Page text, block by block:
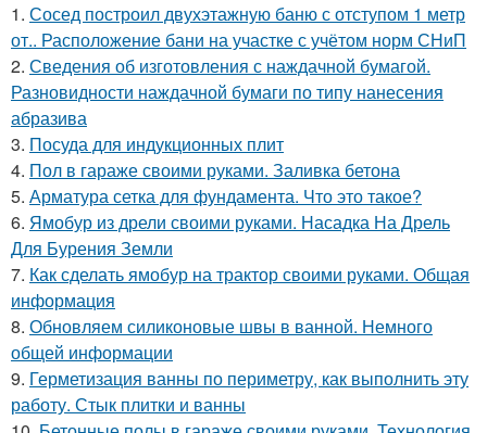
1. Сосед построил двухэтажную баню с отступом 1 метр
от.. Расположение бани на участке с учётом норм СНиП
2. Сведения об изготовления с наждачной бумагой.
Разновидности наждачной бумаги по типу нанесения
абразива
3. Посуда для индукционных плит
4. Пол в гараже своими руками. Заливка бетона
5. Арматура сетка для фундамента. Что это такое?
6. Ямобур из дрели своими руками. Насадка На Дрель
Для Бурения Земли
7. Как сделать ямобур на трактор своими руками. Общая
информация
8. Обновляем силиконовые швы в ванной. Немного
общей информации
9. Герметизация ванны по периметру, как выполнить эту
работу. Стык плитки и ванны